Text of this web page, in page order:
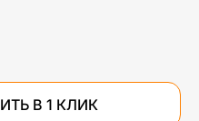
В 1 КЛИК